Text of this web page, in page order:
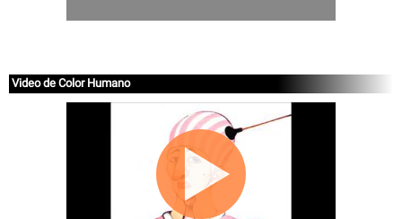
Video de Color Humano